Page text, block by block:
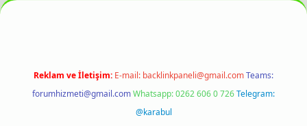
Reklam ve İletişim: E-mail: backlinkpaneli@gmail.comTeams:
forumhizmeti@gmail.comWhatsapp: 0262 606 0 726Telegram:
@karabul